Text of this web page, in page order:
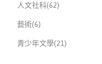
人文社科此分類有
(62)
藝術此分類有
(6)
青少年文學此分類有
(21)